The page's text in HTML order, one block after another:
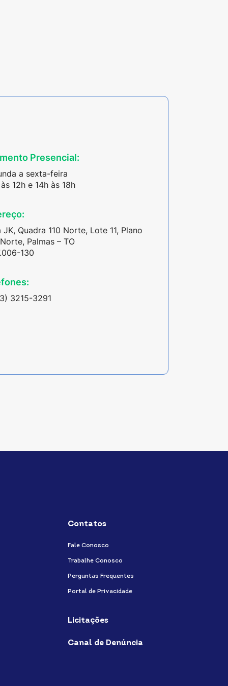
Presencial:
a sexta-feira
12h e 14h às 18h
JK, Quadra 110 Norte, Lote 11, Plano
Palmas – TO
130
3215-3291
Contatos
Fale Conosco
Trabalhe Conosco
Perguntas Frequentes
Portal de Privacidade
Licitações
Canal de Denúncia